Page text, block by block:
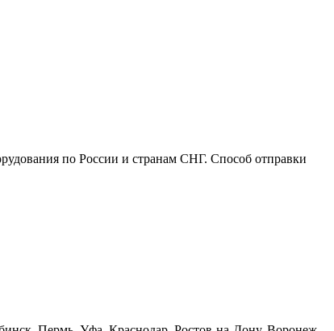
по России и странам СНГ. Способ отправки